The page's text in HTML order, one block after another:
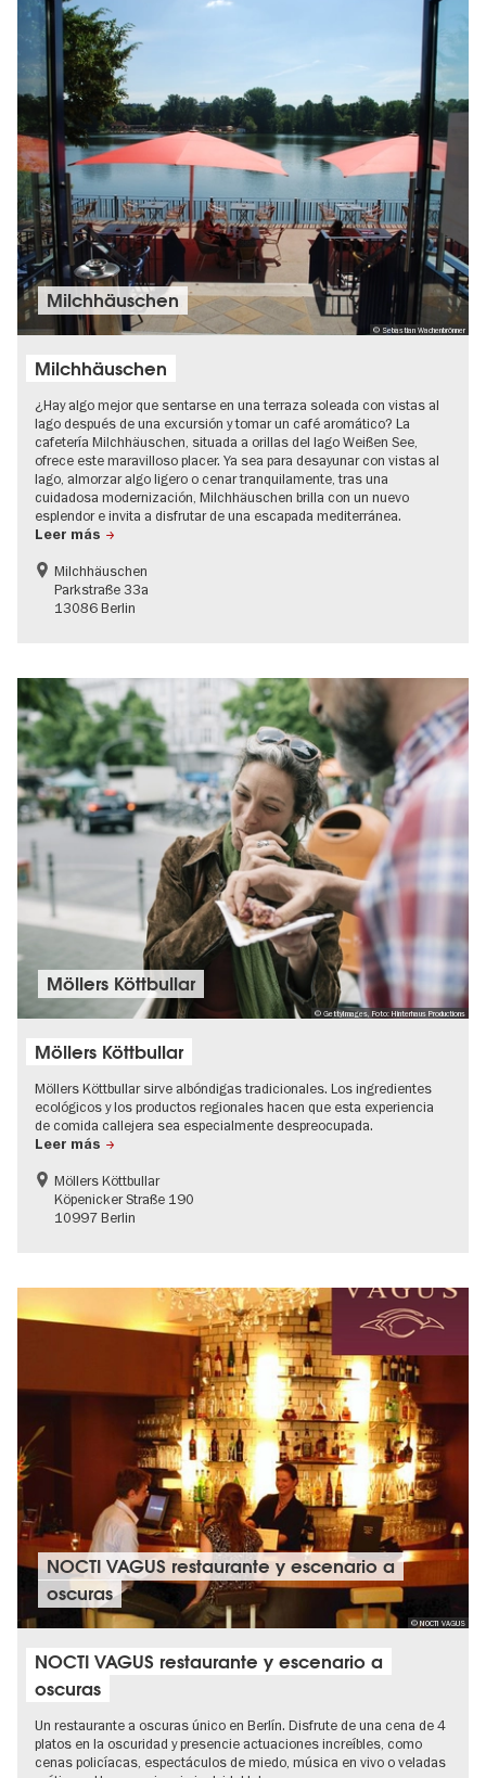
© Sebastian Wachenbrönner
Milchhäuschen
Milchhäuschen
¿Hay algo mejor que sentarse en una terraza soleada con vistas al
lago después de una excursión y tomar un café aromático? La
cafetería Milchhäuschen, situada a orillas del lago Weißen See,
ofrece este maravilloso placer. Ya sea para desayunar con vistas al
lago, almorzar algo ligero o cenar tranquilamente, tras una
cuidadosa modernización, Milchhäuschen brilla con un nuevo
esplendor e invita a disfrutar de una escapada mediterránea.
Leer más
Milchhäuschen
Parkstraße 33a
13086 Berlin
© GettyImages, Foto: Hinterhaus Productions
Möllers Köttbullar
Möllers Köttbullar
Möllers Köttbullar sirve albóndigas tradicionales. Los ingredientes
ecológicos y los productos regionales hacen que esta experiencia
de comida callejera sea especialmente despreocupada.
Leer más
Möllers Köttbullar
‍Köpenicker Straße 190
10997 Berlin
© NOCTI VAGUS
NOCTI VAGUS restaurante y escenario a
oscuras
NOCTI VAGUS restaurante y escenario a
oscuras
Un restaurante a oscuras único en Berlín. Disfrute de una cena de 4
platos en la oscuridad y presencie actuaciones increíbles, como
cenas policíacas, espectáculos de miedo, música en vivo o veladas